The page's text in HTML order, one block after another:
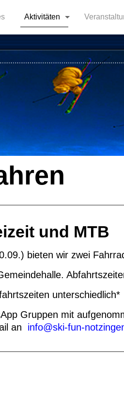
Aktivitäten
und MTB
bieten wir zwei
unterschiedlich*
Gruppen mit
an info@ski-fun-